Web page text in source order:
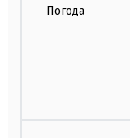
Погода